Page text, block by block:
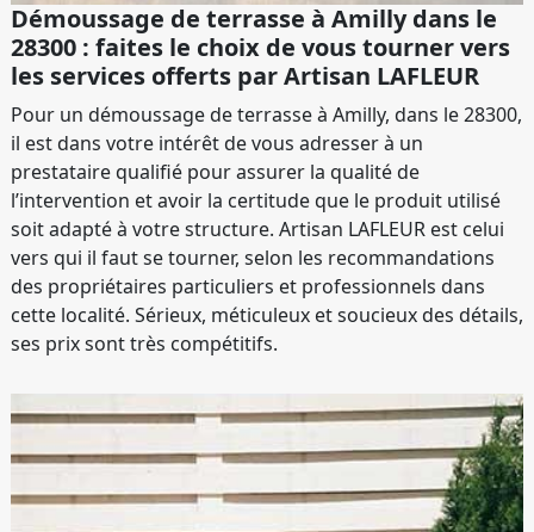
Démoussage de terrasse à Amilly dans le
28300 : faites le choix de vous tourner vers
les services offerts par Artisan LAFLEUR
Pour un démoussage de terrasse à Amilly, dans le 28300,
il est dans votre intérêt de vous adresser à un
prestataire qualifié pour assurer la qualité de
l’intervention et avoir la certitude que le produit utilisé
soit adapté à votre structure. Artisan LAFLEUR est celui
vers qui il faut se tourner, selon les recommandations
des propriétaires particuliers et professionnels dans
cette localité. Sérieux, méticuleux et soucieux des détails,
ses prix sont très compétitifs.